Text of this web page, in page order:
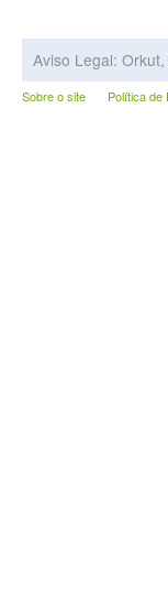
Aviso Legal:
Sobre o site Política de